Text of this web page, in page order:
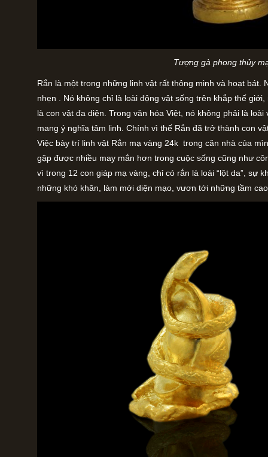
Tượng gà phong thủy
Rắn là một trong những linh vật rất thông minh và hoạt
nhẹn . Nó không chỉ là loài động vật sống trên khắp thế
là con vật đa diện. Trong văn hóa Việt, nó không phải là
mang ý nghĩa tâm linh. Chính vì thế Rắn đã trở thành con
Việc bày trí linh vật Rắn mạ vàng 24k trong căn nhà của
gặp được nhiều may mắn hơn trong cuộc sống cũng như
vì trong 12 con giáp mạ vàng, chỉ có rắn là loài “lột da”, sự
những khó khăn, làm mới diện mạo, vươn tới những tầm